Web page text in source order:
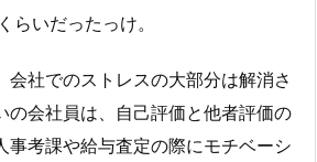
らいだったっけ。
会社でのストレスの大部分は解消さ
の会社員は、自己評価と他者評価の
事考課や給与査定の際にモチベーシ